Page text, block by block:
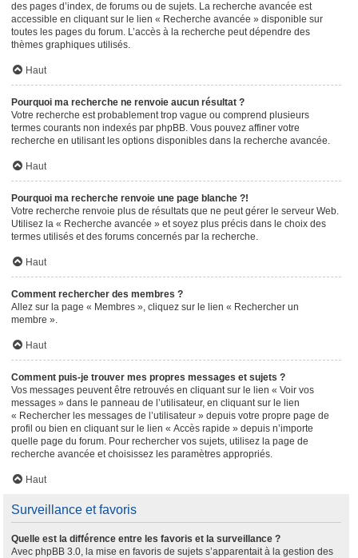
des pages d’index, de forums ou de sujets. La recherche avancée est
accessible en cliquant sur le lien « Recherche avancée » disponible sur
toutes les pages du forum. L’accès à la recherche peut dépendre des
thèmes graphiques utilisés.
Haut
Pourquoi ma recherche ne renvoie aucun résultat ?
Votre recherche est probablement trop vague ou comprend plusieurs
termes courants non indexés par phpBB. Vous pouvez affiner votre
recherche en utilisant les options disponibles dans la recherche avancée.
Haut
Pourquoi ma recherche renvoie une page blanche ?!
Votre recherche renvoie plus de résultats que ne peut gérer le serveur Web.
Utilisez la « Recherche avancée » et soyez plus précis dans le choix des
termes utilisés et des forums concernés par la recherche.
Haut
Comment rechercher des membres ?
Allez sur la page « Membres », cliquez sur le lien « Rechercher un
membre ».
Haut
Comment puis-je trouver mes propres messages et sujets ?
Vos messages peuvent être retrouvés en cliquant sur le lien « Voir vos
messages » dans le panneau de l’utilisateur, en cliquant sur le lien
« Rechercher les messages de l’utilisateur » depuis votre propre page de
profil ou bien en cliquant sur le lien « Accès rapide » depuis n’importe
quelle page du forum. Pour rechercher vos sujets, utilisez la page de
recherche avancée et choisissez les paramètres appropriés.
Haut
Surveillance et favoris
Quelle est la différence entre les favoris et la surveillance ?
Avec phpBB 3.0, la mise en favoris de sujets s’apparentait à la gestion des